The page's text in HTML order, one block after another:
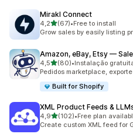
Mirakl Connect
4,2de 5 estrelas
(67)
67 total de avaliações
•Free to install
Grow sales by easily listing
Amazon, eBay, Etsy —
4,5de 5 estrelas
(80)
80 total de avaliações
•Instalação
Pedidos marketplace,
Built for Shopify
XML Product Feeds &
4,9de 5 estrelas
(102)
102 total de avaliações
•Free plan
Create custom XML feed for